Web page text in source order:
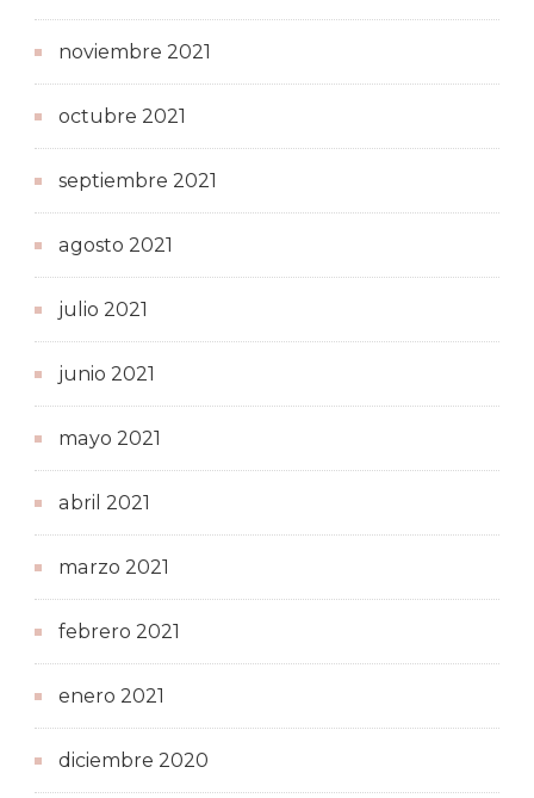
noviembre 2021
octubre 2021
septiembre 2021
agosto 2021
julio 2021
junio 2021
mayo 2021
abril 2021
marzo 2021
febrero 2021
enero 2021
diciembre 2020